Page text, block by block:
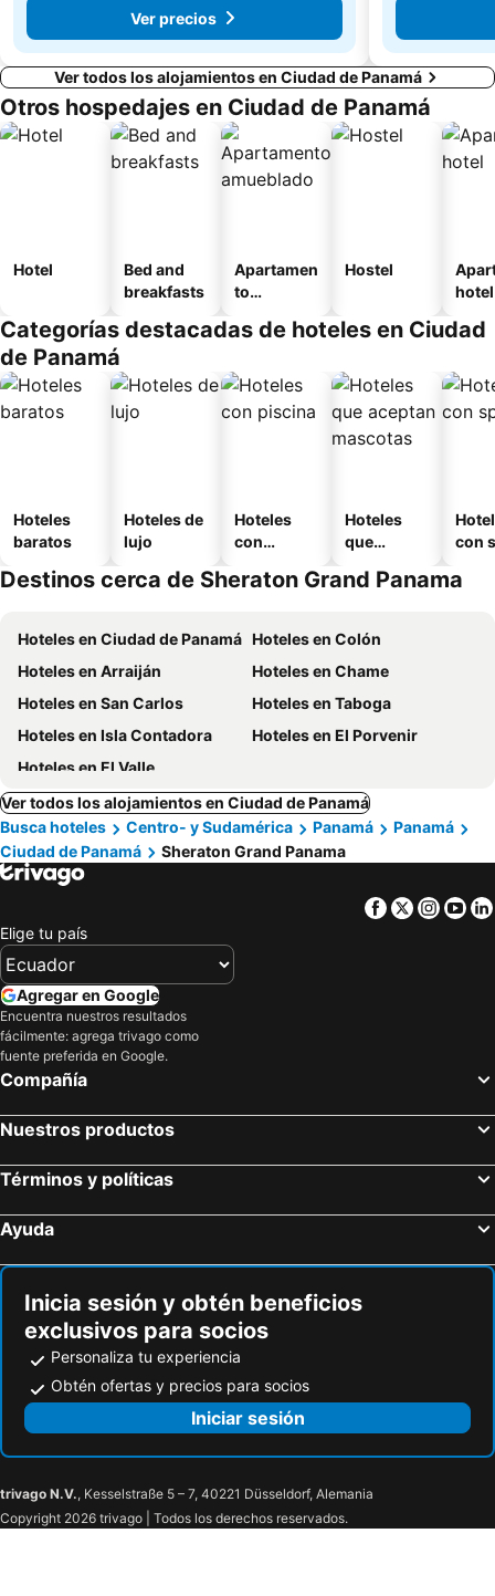
Ver precios
Ver todos los alojamientos en Ciudad de Panamá
Otros hospedajes en Ciudad de Panamá
Hotel
Bed and
breakfasts
Apartamen
to
o
Hostel
hotel
Categorías destacadas de hoteles en Ciudad
de Panamá
Hoteles
baratos
Hoteles de
lujo
Hoteles
con
Hoteles
que
mascotas
con
Destinos cerca de Sheraton Grand Panama
Hoteles en Ciudad de Panamá Hoteles en Colón
Hoteles en Arraiján
Hoteles en Chame
Hoteles en San Carlos
Hoteles en Taboga
Hoteles en Isla Contadora
Hoteles en El Porvenir
Hoteles en El Valle
Ver todos los alojamientos en Ciudad de Panamá
Busca hoteles
Centro- y Sudamérica Panamá
Panamá
Ciudad de Panamá
Sheraton Grand Panama
Facebook
Twitter
Elige tu país
Agregar en Google
Encuentra nuestros resultados
fácilmente: agrega trivago como
fuente preferida en Google.
Compañía
Nuestros productos
Términos y políticas
Ayuda
Inicia sesión y obtén beneficios
exclusivos para socios
Personaliza tu experiencia
Obtén ofertas y precios para socios
Iniciar sesión
trivago N.V., Kesselstraße 5 – 7, 40221 Düsseldorf, Alemania
Copyright 2026 trivago | Todos los derechos reservados.